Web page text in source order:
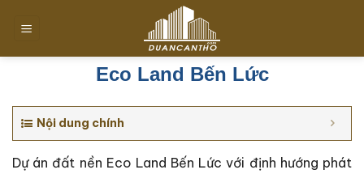
đến
Eco Land Bến Lức
Nội dung chính
Dự án đất nền Eco Land Bến Lức với định hướng phát